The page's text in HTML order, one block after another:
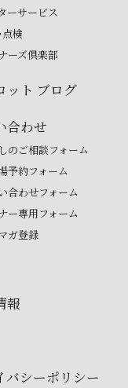
ーサービス
点検
ーズ倶楽部
ット ブログ
合わせ
のご相談フォーム
予約フォーム
合わせフォーム
ー専用フォーム
ガ登録
報
バシーポリシー